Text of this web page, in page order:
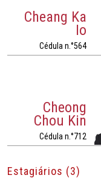
Cheang Ka
Io
Cédula n.°564
Cheong
Chou Kin
Cédula n.°712
Estagiários (3)